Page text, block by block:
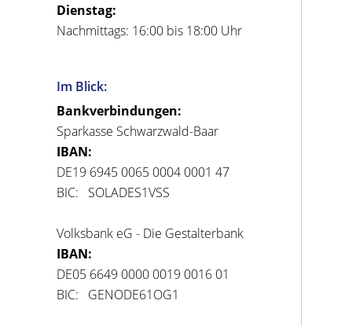
Dienstag:
Nachmittags: 16:00 bis 18:00 Uhr
Im Blick:
Bankverbindungen:
Sparkasse Schwarzwald-Baar
IBAN:
DE19 6945 0065 0004 0001 47
BIC: SOLADES1VSS
Volksbank eG - Die Gestalterbank
IBAN:
DE05 6649 0000 0019 0016 01
BIC: GENODE61OG1